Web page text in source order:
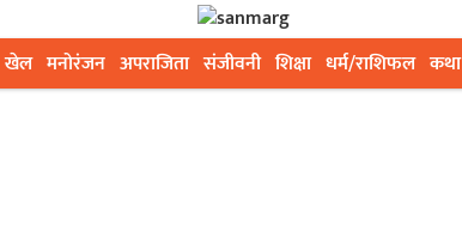
खेल मनोरंजन अपराजिता संजीवनी शिक्षा धर्म/राशिफल कथा